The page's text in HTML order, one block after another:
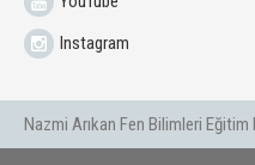
Instagram
Nazmi Arıkan Fen Bilimleri